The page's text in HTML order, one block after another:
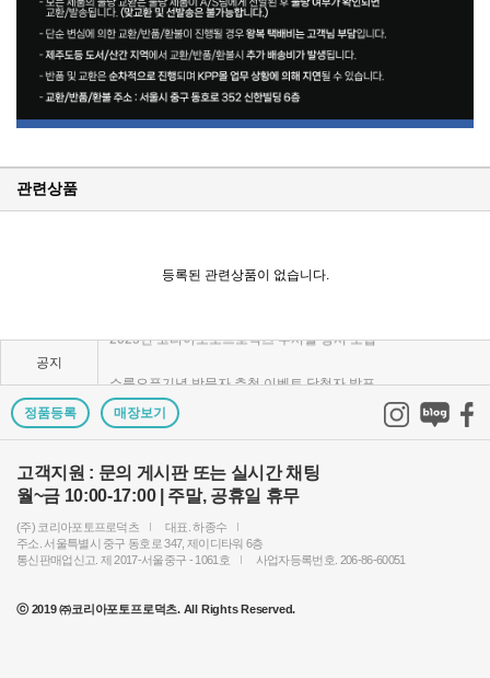
관련상품
등록된 관련상품이 없습니다.
공지
KPP 쇼룸 강의장 무료 대관
제1회 티티아티산 사진공모전 결과발표
2024 레오포토 부산 세미나 경품추첨 당첨자 발표
토키나 주관 국제 필터 사진 공모전 2023 안내
정품등록 매장보기
고객지원 : 문의 게시판 또는 실시간 채팅
월~금 10:00-17:00 | 주말, 공휴일 휴무
(주) 코리아포토프로덕츠
대표. 하종수
주소. 서울특별시 중구 동호로 347, 제이디타워 6층
통신판매업신고. 제 2017-서울중구 - 1061호
사업자등록번호. 206-86-60051
ⓒ 2019 ㈜코리아포토프로덕츠. All Rights Reserved.